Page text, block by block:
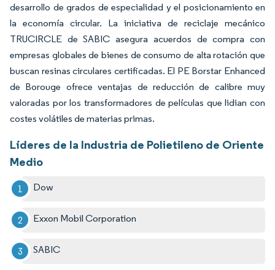
desarrollo de grados de especialidad y el posicionamiento en
la economía circular. La iniciativa de reciclaje mecánico
TRUCIRCLE de SABIC asegura acuerdos de compra con
empresas globales de bienes de consumo de alta rotación que
buscan resinas circulares certificadas. El PE Borstar Enhanced
de Borouge ofrece ventajas de reducción de calibre muy
valoradas por los transformadores de películas que lidian con
costes volátiles de materias primas.
Líderes de la Industria de Polietileno de Oriente
Medio
Dow
Exxon Mobil Corporation
SABIC